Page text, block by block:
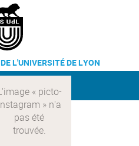
DE L'UNIVERSITÉ DE LYON